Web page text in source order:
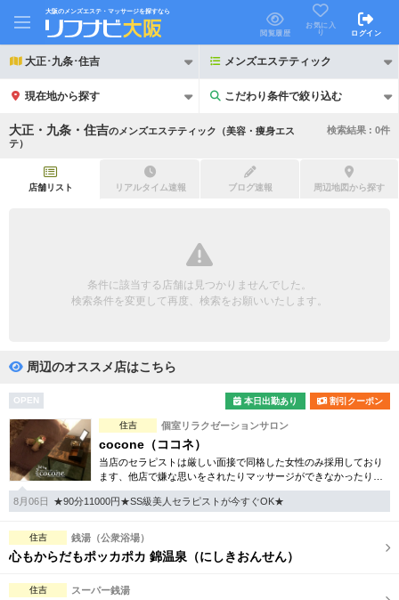
大阪のメンズエステ・マッサージを探すなら
閲覧履歴
お気に入
り
ログイン
大正･九条･住吉 メンズエステティック
現在地から探す こだわり条件で絞り込む
こだわり条件で絞り込む
ポイントカード有
2名様歓迎
完全個室 半個室あり
ペアルームあり
フットバスあり 岩盤浴あり
専用駐車場あり 有資格者在籍
日本人スタッフのみ
大正・九条・住吉の メンズエステティック（美容・痩身エス
テ）
検索結果 : 0件
店舗リスト リアルタイム速報 ブログ速報 周辺地図から探す
条件に該当する店舗は見つかりませんでした。
検索条件を変更して再度、検索をお願いいたします。
周辺のオススメ店はこちら
OPEN 本日出勤あり 割引クーポン
住吉 個室リラクゼーションサロン
cocone（ココネ）
当店のセラピストは厳しい面接で同格した女性のみ採用しており
ます、他店で嫌な思いをされたりマッサージができなかったり、
やる気がなかったりの経験はございませんか？全てが満足できる
お店です！
8月06日 ★90分11000円★SS級美人セラピストが今すぐOK★
住吉 銭湯（公衆浴場）
心もからだもポッカポカ 錦温泉（にしきおんせん）
住吉 スーパー銭湯